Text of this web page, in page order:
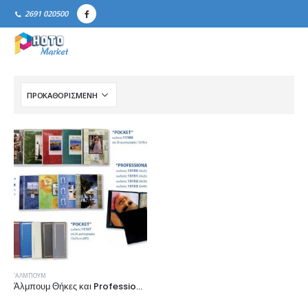
2691 020500
'ΑΛΜΠΟΥΜ
Άλμπουμ Θήκες και Professional Books